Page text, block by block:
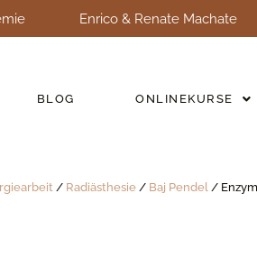
Enrico & Renate Machate
BLOG ONLINEKURSE
/ Radiästhesie / Baj Pendel /